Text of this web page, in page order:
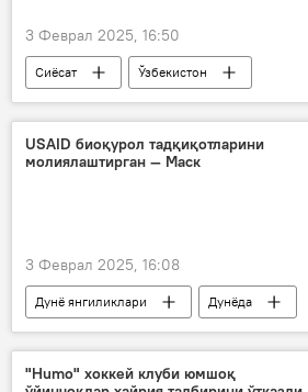
3 Феврал 2025, 16:50
Сиёсат
Ўзбекистон
диний эркинлик
Олий Мажлис Қонунчилик палатаси
USAID биоқурол тадқиқотларини
молиялаштирган — Маск
3 Феврал 2025, 16:08
Дунё янгиликлари
Дунёда
АҚШ
кимёвий қурол
Илон Маск
"Humo" хоккей клуби юмшоқ